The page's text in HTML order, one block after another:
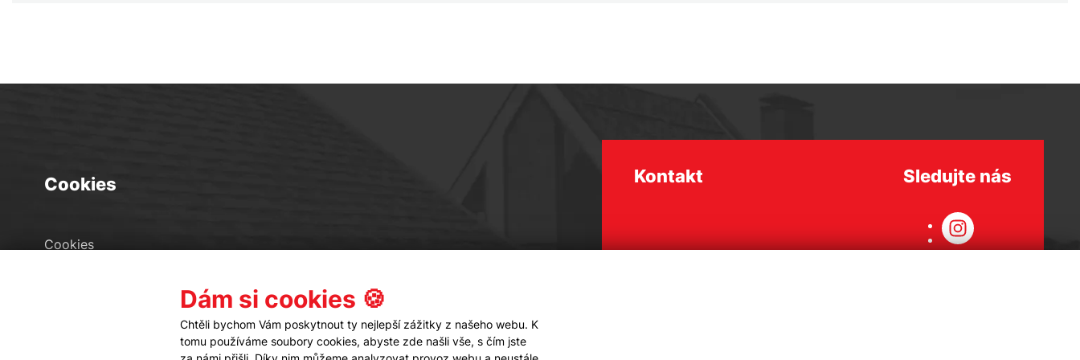
Cookies
Cookies
Kontakt Sledujte nás
Dám si cookies 🍪
Chtěli bychom Vám poskytnout ty nejlepší zážitky z našeho webu. K
tomu používáme soubory cookies, abyste zde našli vše, s čím jste